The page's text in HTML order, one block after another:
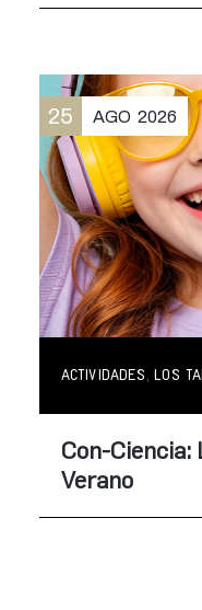
25 AGO 2026
ACTIVIDADES ,LOS
Con-Ciencia:
Verano